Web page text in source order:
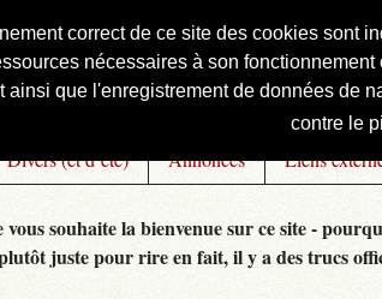
correct de ce site des cookies sont
nécessaires à son
ainsi que l'enregistrement de données de
contre le
Officiel
Divers (et d’été) Annonces Liens
souhaite la bienvenue sur ce site -
juste pour rire en fait, il y a des trucs